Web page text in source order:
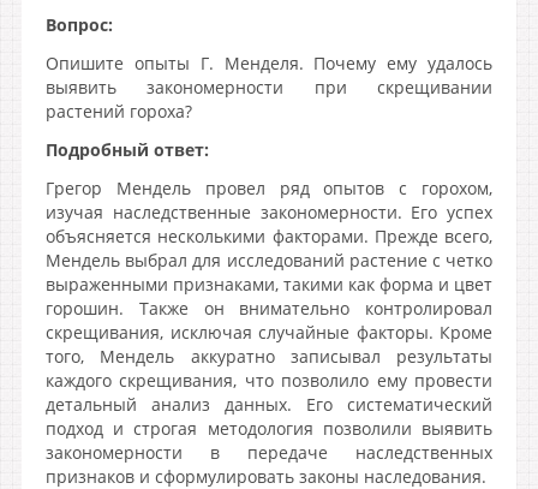
Вопрос:
Опишите опыты Г. Менделя. Почему ему удалось
выявить закономерности при скрещивании
растений гороха?
Подробный ответ:
Грегор Мендель провел ряд опытов с горохом,
изучая наследственные закономерности. Его успех
объясняется несколькими факторами. Прежде всего,
Мендель выбрал для исследований растение с четко
выраженными признаками, такими как форма и цвет
горошин. Также он внимательно контролировал
скрещивания, исключая случайные факторы. Кроме
того, Мендель аккуратно записывал результаты
каждого скрещивания, что позволило ему провести
детальный анализ данных. Его систематический
подход и строгая методология позволили выявить
закономерности в передаче наследственных
признаков и сформулировать законы наследования.